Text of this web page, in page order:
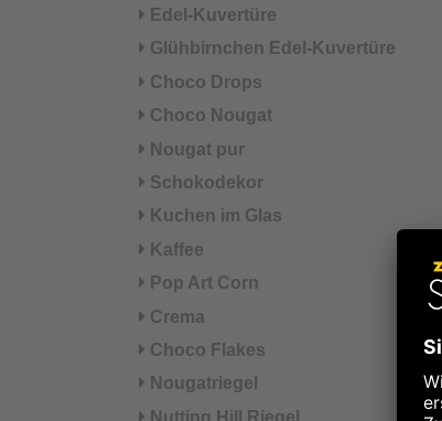
Edel-Kuvertüre
Glühbirnchen Edel-Kuvertüre
Choco Drops
Choco Nougat
Nougat pur
Schokodekor
Kuchen im Glas
Kaffee
Pop Art Corn
Crema
Choco Flakes
Nougatriegel
Nutting Hill Riegel